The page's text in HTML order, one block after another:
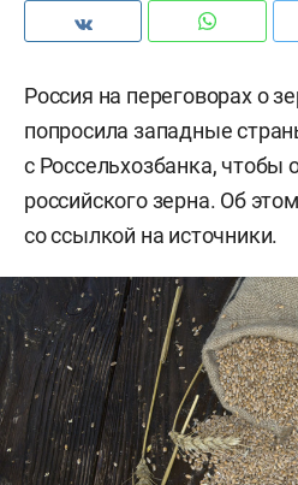
Россия на переговорах о
попросила западные
с Россельхозбанка, чтобы
российского зерна. Об
со ссылкой на источники.